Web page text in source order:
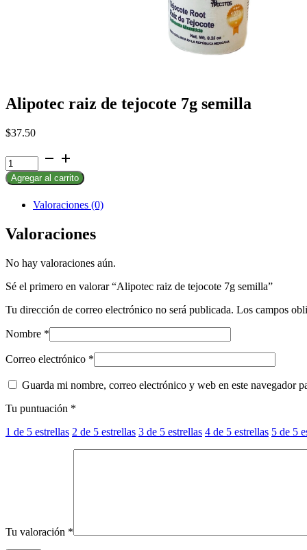
Alipotec raiz de tejocote 7g semilla
$37.50
Alipotec
raiz
de
cantidad
Agregar al carrito
Valoraciones (0)
Valoraciones
No hay valoraciones aún.
Sé el primero en valorar “Alipotec raiz de tejocote 7g semilla”
Tu dirección de correo electrónico no será publicada. Los campos
Nombre *
Correo electrónico *
Guarda mi nombre, correo electrónico y web en este navegador
Tu puntuación *
1 de 5 estrellas 2 de 5 estrellas 3 de 5 estrellas 4 de 5 estrellas 5 de 5
Tu valoración *